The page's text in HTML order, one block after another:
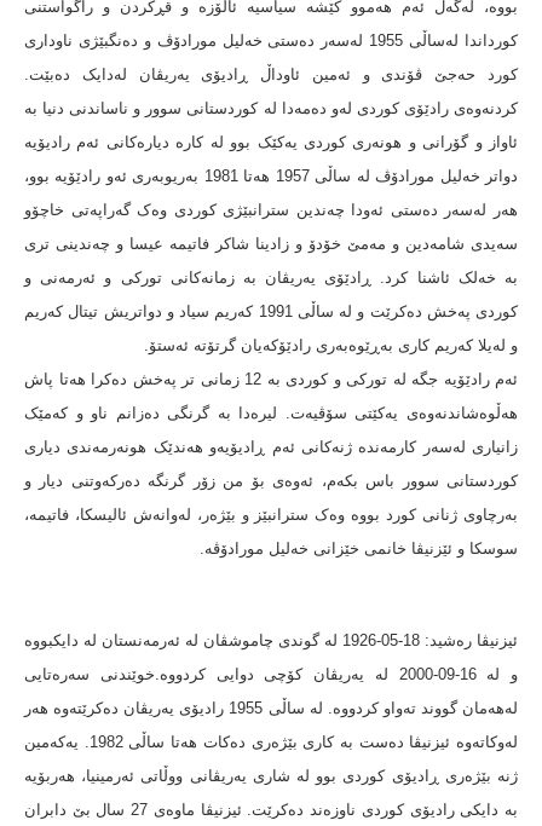
بووە، لەگەل ئەم هەموو کێشە سیاسیە ئاڵۆزە و قڕکردن و راگواستنی
کورداندا لەساڵی 1955 لەسەر دەستی خەلیل مورادۆڤ و دەنگبێژی ناوداری
کورد حەجێ ڤۆندی و ئەمین ئاوداڵ ڕادیۆی یەریڤان لەدایک دەبێت.
کردنەوەی رادێۆی کوردی لەو دەمەدا لە کوردستانی سوور و ناساندنی دنیا بە
ئاواز و گۆرانی و هونەری کوردی یەکێک بوو لە کارە دیارەکانی ئەم رادیۆیە
دواتر خەلیل مورادۆڤ لە ساڵی 1957 هەتا 1981 بەریوبەری ئەو رادێۆیە بوو،
هەر لەسەر دەستی ئەودا چەندین سترانبێژی کوردی وەک گەراپەتی خاچۆو
سەیدی شامەدین و مەمێ خۆدۆ و زادینا شاکر فاتیمە عیسا و چەندینی تری
بە خەلک ئاشنا کرد. ڕادێۆی یەریڤان بە زمانەکانی تورکی و ئەرمەنی و
کوردی پەخش دەکرێت و لە ساڵی 1991 کەریم سیاد و دواتریش تیتال کەریم
و لەیلا کەریم کاری بەڕێوەبەری رادێۆکەیان گرتۆتە ئەستۆ.
ئەم رادێۆیە جگە لە تورکی و کوردی بە 12 زمانی تر پەخش دەکرا هەتا پاش
هەڵوەشاندنەوەی یەکێتی سۆڤیەت. لیرەدا بە گرنگی دەزانم ناو و کەمێک
زانیاری لەسەر کارمەندە ژنەکانی ئەم ڕادیۆیەو هەندێک هونەرمەندی دیاری
کوردستانی سوور باس بکەم، ئەوەی بۆ من زۆر گرنگە دەرکەوتنی دیار و
بەرچاوی ژنانی کورد بووە وەک سترانبێز و بێژەر، لەوانەش ئالیسکا، فاتیمە،
سوسکا و ئێزنیڤا خانمی خێزانی خەلیل مورادۆڤە.
ئیزنیڤا رەشید: 18-05-1926 لە گوندی چاموشڤان لە ئەرمەنستان لە دایکبووە
و لە 16-09-2000 لە یەریڤان کۆچی دوایی کردووە.خوێندنی سەرەتایی
لەهەمان گووند تەواو کردووە. لە ساڵی 1955 رادیۆی یەریڤان دەکرێتەوە هەر
لەوکاتەوە ئیزنیڤا دەست بە کاری بێژەری دەکات هەتا ساڵی 1982. یەکەمین
ژنە بێژەری ڕادیۆی کوردی بوو لە شاری یەریڤانی ووڵاتی ئەرمینیا، هەربۆیە
بە دایکی رادیۆی کوردی ناوزەند دەکرێت. ئیزنیڤا ماوەی 27 سال بێ دابران